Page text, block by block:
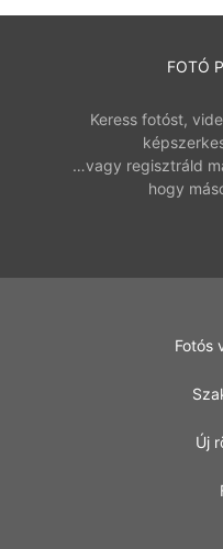
FOTÓ
Keress fotóst,
…vagy regisztráld
hogy
Fotós
Új